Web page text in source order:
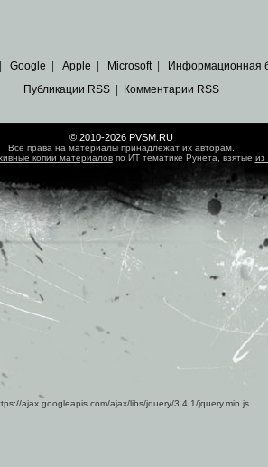
Google Apple Microsoft| Информационная
Публикации RSS| Комментарии RSS
© 2010-2026 PVSM.RU
Все права на материалы принадлежат их авторам.
копии материаловпо ИТ тематике Рунета, взятые из
ajax.googleapis.com/ajax/libs/jquery/3.4.1/jquery.min.js